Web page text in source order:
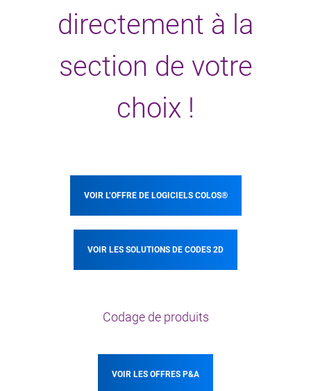
directement à la
section de votre
choix !
VOIR L’OFFRE DE LOGICIELS COLOS®
VOIR LES SOLUTIONS DE CODES 2D
Codage de produits
VOIR LES OFFRES P&A